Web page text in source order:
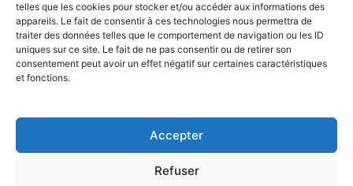
telles que les cookies pour stocker et/ou accéder aux informations des
appareils. Le fait de consentir à ces technologies nous permettra de
traiter des données telles que le comportement de navigation ou les ID
uniques sur ce site. Le fait de ne pas consentir ou de retirer son
consentement peut avoir un effet négatif sur certaines caractéristiques
et fonctions.
Accepter
Refuser
Pour rejoindre un artiste du Café Graffiti: (514) 259-
6900cafegraffiti@cafegraffiti.net
Bistro le Ste Cath
, restaurant socialement engagé dans Hochelaga-
(514) 256-9000cafegraffiti@cafegraffiti.net
3894 rue Sainte-Catherine Est, Bureau 012, Montréal (Qc)